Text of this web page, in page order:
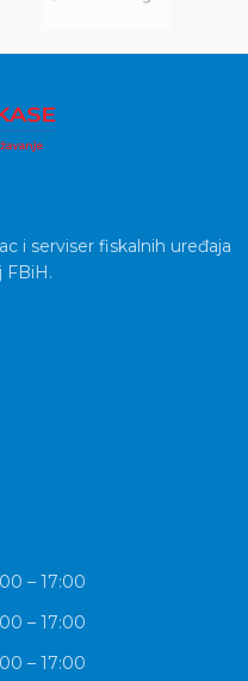
i serviser fiskalnih uređaja
FBiH.
– 17:00
– 17:00
– 17:00